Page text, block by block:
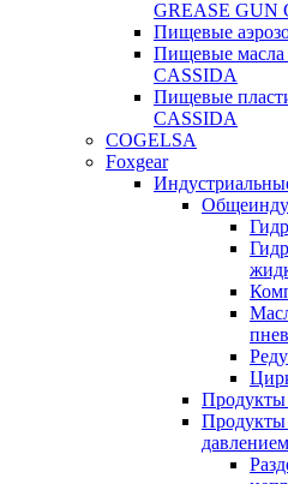
GREASE GUN
Пищевые
Пищевые масла
CASSIDA
Пищевые
CASSIDA
COGELSA
Foxgear
Продукты
Продукты
давлением